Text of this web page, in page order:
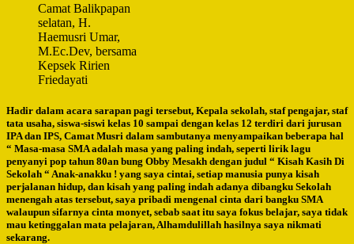
Camat Balikpapan
selatan, H.
Haemusri Umar,
M.Ec.Dev, bersama
Kepsek Ririen
Friedayati
Hadir dalam acara sarapan pagi tersebut, Kepala sekolah, staf pengajar, staf
tata usaha, siswa-siswi kelas 10 sampai dengan kelas 12 terdiri dari jurusan
IPA dan IPS, Camat Musri dalam sambutanya menyampaikan beberapa hal
“ Masa-masa SMA adalah masa yang paling indah, seperti lirik lagu
penyanyi pop tahun 80an bung Obby Mesakh dengan judul “ Kisah Kasih Di
Sekolah “ Anak-anakku ! yang saya cintai, setiap manusia punya kisah
perjalanan hidup, dan kisah yang paling indah adanya dibangku Sekolah
menengah atas tersebut, saya pribadi mengenal cinta dari bangku SMA
walaupun sifarnya cinta monyet, sebab saat itu saya fokus belajar, saya tidak
mau ketinggalan mata pelajaran, Alhamdulillah hasilnya saya nikmati
sekarang.